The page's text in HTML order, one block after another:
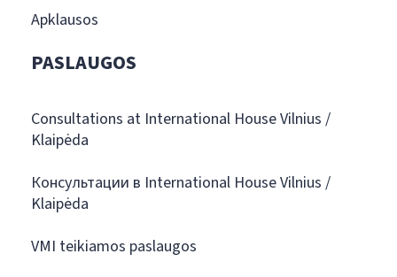
Apklausos
PASLAUGOS
Consultations at International House Vilnius /
Klaipėda
Консультации в International House Vilnius /
Klaipėda
VMI teikiamos paslaugos